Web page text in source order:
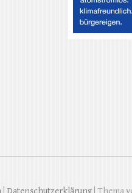
Datenschutzerklärung | Thema